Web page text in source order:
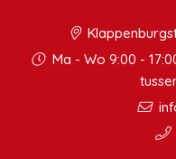
Ma - Wo 9:00 -